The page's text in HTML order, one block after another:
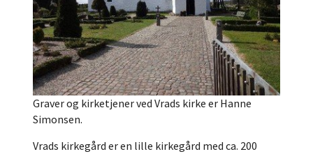
Graver og kirketjener ved Vrads kirke er Hanne
Simonsen.
Vrads kirkegård er en lille kirkegård med ca. 200